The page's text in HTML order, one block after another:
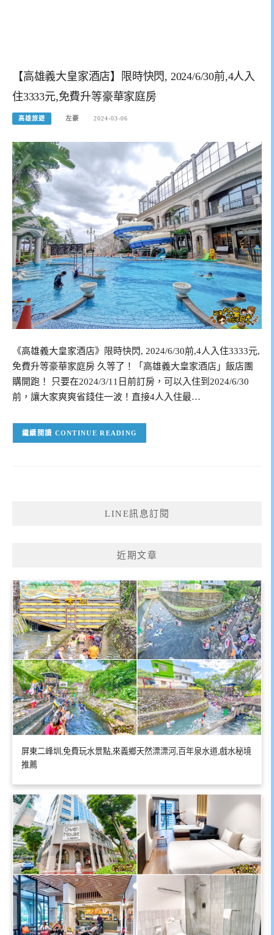
【高雄義大皇家酒店】限時快閃, 2024/6/30前,4人入
住3333元,免費升等豪華家庭房
高雄旅遊 左豪 2024-03-06
《高雄義大皇家酒店》限時快閃, 2024/6/30前,4人入住3333元,
免費升等豪華家庭房 久等了！「高雄義大皇家酒店」飯店團
購開跑！ 只要在2024/3/11日前訂房，可以入住到2024/6/30
前，讓大家爽爽省錢住一波！直接4人入住最…
CONTINUE READING
LINE訊息訂閱
近期文章
屏東二峰圳,免費玩水景點,來義鄉天然漂漂河,百年泉水道,戲水秘境
推薦